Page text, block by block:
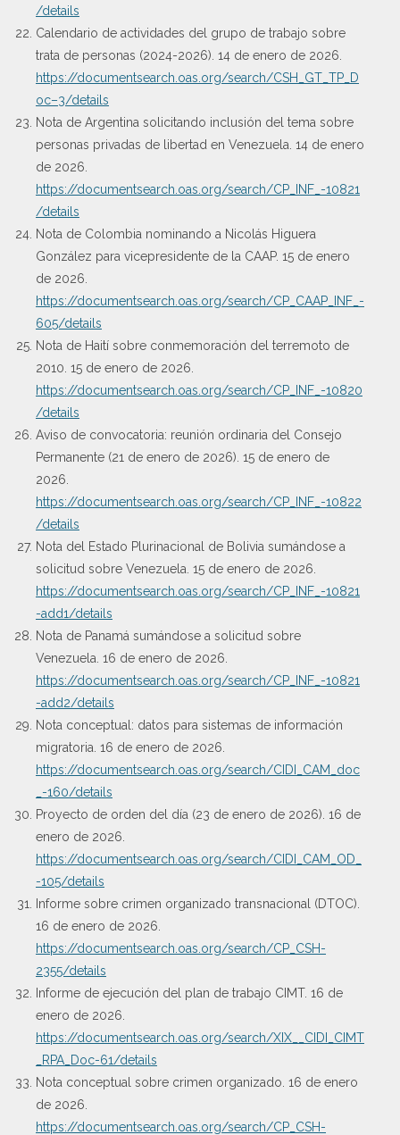
/details
Calendario de actividades del grupo de trabajo sobre
trata de personas (2024-2026). 14 de enero de 2026.
https://documentsearch.oas.org/search/CSH_GT_TP_D
oc–3/details
Nota de Argentina solicitando inclusión del tema sobre
personas privadas de libertad en Venezuela. 14 de enero
de 2026.
https://documentsearch.oas.org/search/CP_INF_-10821
/details
Nota de Colombia nominando a Nicolás Higuera
González para vicepresidente de la CAAP. 15 de enero
de 2026.
https://documentsearch.oas.org/search/CP_CAAP_INF_-
605/details
Nota de Haití sobre conmemoración del terremoto de
2010. 15 de enero de 2026.
https://documentsearch.oas.org/search/CP_INF_-10820
/details
Aviso de convocatoria: reunión ordinaria del Consejo
Permanente (21 de enero de 2026). 15 de enero de
2026.
https://documentsearch.oas.org/search/CP_INF_-10822
/details
Nota del Estado Plurinacional de Bolivia sumándose a
solicitud sobre Venezuela. 15 de enero de 2026.
https://documentsearch.oas.org/search/CP_INF_-10821
-add1/details
Nota de Panamá sumándose a solicitud sobre
Venezuela. 16 de enero de 2026.
https://documentsearch.oas.org/search/CP_INF_-10821
-add2/details
Nota conceptual: datos para sistemas de información
migratoria. 16 de enero de 2026.
https://documentsearch.oas.org/search/CIDI_CAM_doc
_-160/details
Proyecto de orden del día (23 de enero de 2026). 16 de
enero de 2026.
https://documentsearch.oas.org/search/CIDI_CAM_OD_
-105/details
Informe sobre crimen organizado transnacional (DTOC).
16 de enero de 2026.
https://documentsearch.oas.org/search/CP_CSH-
2355/details
Informe de ejecución del plan de trabajo CIMT. 16 de
enero de 2026.
https://documentsearch.oas.org/search/XIX__CIDI_CIMT
_RPA_Doc-61/details
Nota conceptual sobre crimen organizado. 16 de enero
de 2026.
https://documentsearch.oas.org/search/CP_CSH-